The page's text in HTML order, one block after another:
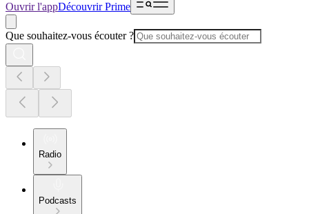
Ouvrir l'appDécouvrir Prime
Que souhaitez-vous écouter ?
Radio
Podcasts